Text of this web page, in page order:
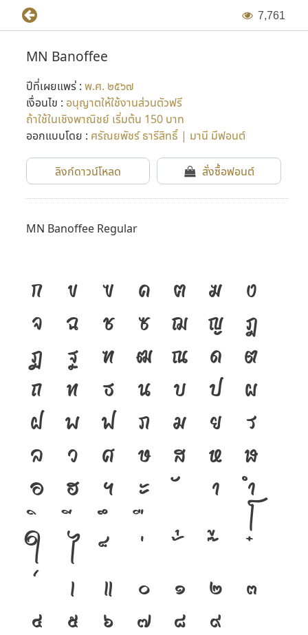
7,761
MN Banoffee
ปีที่เผยแพร่ : พ.ศ. ๒๕๖๗
เงื่อนไข : อนุญาตให้ใช้งานส่วนตัวฟรี
ถ้าใช้ในเชิงพาณิชย์ เริ่มต้น 150 บาท
ออกแบบโดย : ศรัณยพัชร์ ธารีสิทธิ์ | มานี มีฟอนต์
ลิงก์ดาวน์โหลด สั่งซื้อฟอนต์
MN Banoffee Regular
ก ข ฃ ค ฅ ฆ
ง
จ
ฉ ช ซ ฌ ญ
ฎ
ฏ
ฐ ฑ ฒ ณ ด
ต
ถ
ท ธ น บ ป
ผ
ฝ พ ฟ ภ ม ย
ร
ล
ว ศ ษ ส ห
ฬ
อ
ฮ ฯ ะ า
ำ
โ
ใ
ไ
เ
แ ๐ ๑ ๒
๓
๔
๕ ๖ ๗ ๘ ๙